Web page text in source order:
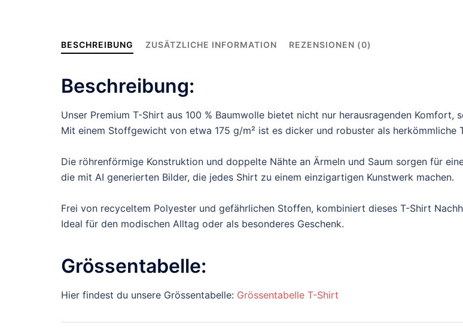
BESCHREIBUNG ZUSÄTZLICHE INFORMATION REZENSIONEN (0)
Beschreibung:
Unser Premium T-Shirt aus 100 % Baumwolle bietet nicht nur herausragenden Komfort,
Mit einem Stoffgewicht von etwa 175 g/m² ist es dicker und robuster als herkömmliche
Die röhrenförmige Konstruktion und doppelte Nähte an Ärmeln und Saum sorgen für
die mit AI generierten Bilder, die jedes Shirt zu einem einzigartigen Kunstwerk machen.
Frei von recyceltem Polyester und gefährlichen Stoffen, kombiniert dieses T-Shirt
Ideal für den modischen Alltag oder als besonderes Geschenk.
Grössentabelle:
Hier findest du unsere Grössentabelle: Grössentabelle T-Shirt